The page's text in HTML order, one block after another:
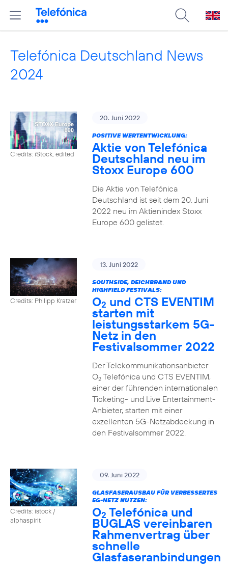
Telefónica Deutschland News
2024
Credits: iStock, edited
20. Juni 2022
POSITIVE WERTENTWICKLUNG:
Aktie von Telefónica
Deutschland neu im
Stoxx Europe 600
Die Aktie von Telefónica
Deutschland ist seit dem 20. Juni
2022 neu im Aktienindex Stoxx
Europe 600 gelistet.
Credits: Philipp Kratzer
13. Juni 2022
SOUTHSIDE, DEICHBRAND UND
HIGHFIELD FESTIVALS:
O2 und CTS EVENTIM
starten mit
leistungsstarkem 5G-
Netz in den
Festivalsommer 2022
Der Telekommunikationsanbieter
O2Telefónica und CTS EVENTIM,
einer der führenden internationalen
Ticketing- und Live Entertainment-
Anbieter, starten mit einer
exzellenten 5G-Netzabdeckung in
den Festivalsommer 2022.
Credits: istock /
alphaspirit
09. Juni 2022
GLASFASERAUSBAU FÜR VERBESSERTES
5G-NETZ NUTZEN:
O2 Telefónica und
BUGLAS vereinbaren
Rahmenvertrag über
schnelle
Glasfaseranbindungen